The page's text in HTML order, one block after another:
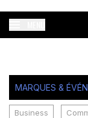
MARQUES &
Business